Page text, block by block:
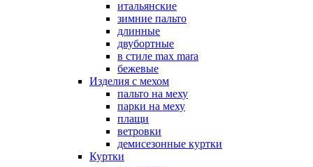
итальянские
зимние пальто
длинные
двубортные
в стиле max mara
бежевые
Изделия с мехом
пальто на меху
парки на меху
плащи
ветровки
демисезонные куртки
Куртки